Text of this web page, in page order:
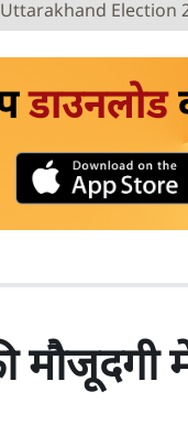
Uttarakhand Election
डाउनलोड
मौजूदगी